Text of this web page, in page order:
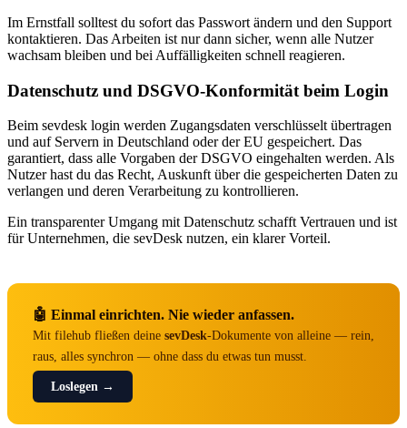
Im Ernstfall solltest du sofort das Passwort ändern und den Support
kontaktieren. Das Arbeiten ist nur dann sicher, wenn alle Nutzer
wachsam bleiben und bei Auffälligkeiten schnell reagieren.
Datenschutz und DSGVO-Konformität beim Login
Beim sevdesk login werden Zugangsdaten verschlüsselt übertragen
und auf Servern in Deutschland oder der EU gespeichert. Das
garantiert, dass alle Vorgaben der DSGVO eingehalten werden. Als
Nutzer hast du das Recht, Auskunft über die gespeicherten Daten zu
verlangen und deren Verarbeitung zu kontrollieren.
Ein transparenter Umgang mit Datenschutz schafft Vertrauen und ist
für Unternehmen, die sevDesk nutzen, ein klarer Vorteil.
🤖 Einmal einrichten. Nie wieder anfassen.
Mit filehub fließen deine sevDesk-Dokumente von alleine — rein,
raus, alles synchron — ohne dass du etwas tun musst.
Loslegen →